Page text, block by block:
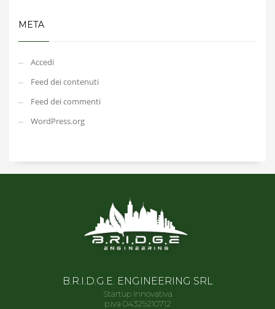
META
Accedi
Feed dei contenuti
Feed dei commenti
WordPress.org
B.R.I.D.G.E. ENGINEERING SRL
Startup Innovativa
p.iva 04329210712